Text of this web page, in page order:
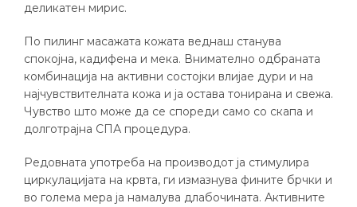
деликатен мирис.
По пилинг масажата кожата веднаш станува
спокојна, кадифена и мека. Внимателно одбраната
комбинација на активни состојки влијае дури и на
најчувствителната кожа и ја остава тонирана и свежа.
Чувство што може да се спореди само со скапа и
долготрајна СПА процедура.
Редовната употреба на производот ја стимулира
циркулацијата на крвта, ги измазнува фините брчки и
во голема мера ја намалува длабочината. Активните